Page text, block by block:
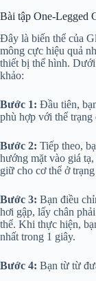
Bài tập One-Legged
Đây là biến thể của
mông cực hiệu quả
thiết bị thể hình.
khảo:
Bước 1: Đầu tiên,
phù hợp với thể trạng
Bước 2: Tiếp theo,
hướng mặt vào giá
giữ cho cơ thể ở
Bước 3: Bạn điều
hơi gập, lấy chân
thể. Khi thực hiện,
nhất trong 1 giây.
Bước 4: Bạn từ từ